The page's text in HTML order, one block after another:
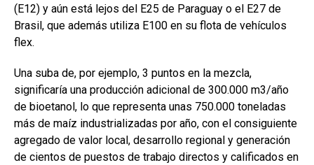
(E12) y aún está lejos del E25 de Paraguay o el E27 de
Brasil, que además utiliza E100 en su flota de vehículos
flex.
Una suba de, por ejemplo, 3 puntos en la mezcla,
significaría una producción adicional de 300.000 m3/año
de bioetanol, lo que representa unas 750.000 toneladas
más de maíz industrializadas por año, con el consiguiente
agregado de valor local, desarrollo regional y generación
de cientos de puestos de trabajo directos y calificados en